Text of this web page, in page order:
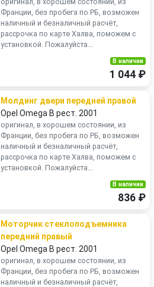
Франции, без пробега по РБ, возможен
наличный и безналичный расчёт,
рассрочка по карте Халва, поможем с
установкой. Пожалуйста...
В наличии
1 044 ₽
Молдинг двери передней правой
Opel Omega B рест. 2001
оригинал, в хорошем состоянии, из
Франции, без пробега по РБ, возможен
наличный и безналичный расчёт,
рассрочка по карте Халва, поможем с
установкой. Пожалуйста...
В наличии
836 ₽
Моторчик стеклоподъемника
передний правый
Opel Omega B рест. 2001
оригинал, в хорошем состоянии, из
Франции, без пробега по РБ, возможен
наличный и безналичный расчёт,